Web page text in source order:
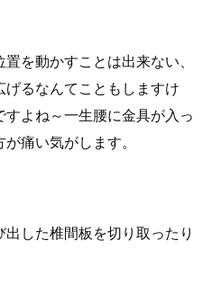
を動かすことは出来ない、
るなんてこともしますけ
よね～一生腰に金具が入っ
痛い気がします。
した椎間板を切り取ったり